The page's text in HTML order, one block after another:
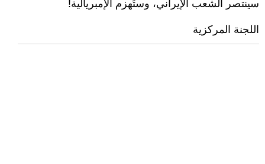
سينتصر الشعب الإيراني، وستُهزم الإمبريالية!
اللجنة المركزية